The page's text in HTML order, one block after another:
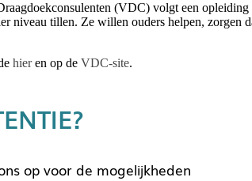
(VDC) volgt een
niveau tillen. Ze willen ouders helpen,
hieren op de VDC-site.
op voor de mogelijkheden